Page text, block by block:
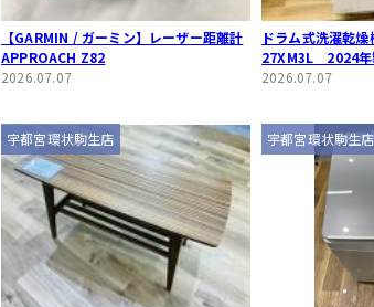
【GARMIN / ガーミン】レーザー距離計
APPROACH Z82
2026.07.07
ドラム式洗濯乾
27XM3L 2024
2026.07.07
宇都宮環状駒生店 宇都宮環状駒生店